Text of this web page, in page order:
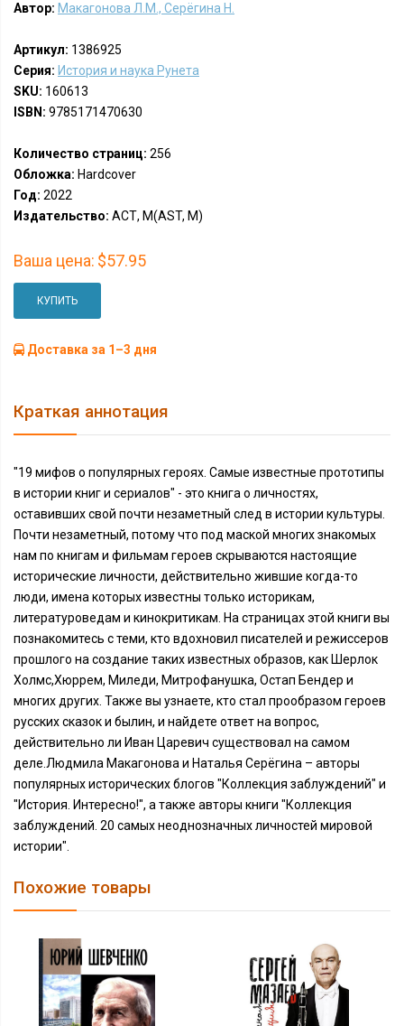
Автор: Макагонова Л.М., Серёгина Н.
Артикул: 1386925
Серия: История и наука Рунета
SKU: 160613
ISBN: 9785171470630
Количество страниц: 256
Обложка: Hardcover
Год: 2022
Издательство: АСТ, М(AST, M)
Ваша цена: $57.95
КУПИТЬ
Доставка за 1–3 дня
Краткая аннотация
"19 мифов о популярных героях. Самые известные прототипы
в истории книг и сериалов" - это книга о личностях,
оставивших свой почти незаметный след в истории культуры.
Почти незаметный, потому что под маской многих знакомых
нам по книгам и фильмам героев скрываются настоящие
исторические личности, действительно жившие когда-то
люди, имена которых известны только историкам,
литературоведам и кинокритикам. На страницах этой книги вы
познакомитесь с теми, кто вдохновил писателей и режиссеров
прошлого на создание таких известных образов, как Шерлок
Холмс,Хюррем, Миледи, Митрофанушка, Остап Бендер и
многих других. Также вы узнаете, кто стал прообразом героев
русских сказок и былин, и найдете ответ на вопрос,
действительно ли Иван Царевич существовал на самом
деле.Людмила Макагонова и Наталья Серёгина – авторы
популярных исторических блогов "Коллекция заблуждений" и
"История. Интересно!", а также авторы книги "Коллекция
заблуждений. 20 самых неоднозначных личностей мировой
истории".
Похожие товары